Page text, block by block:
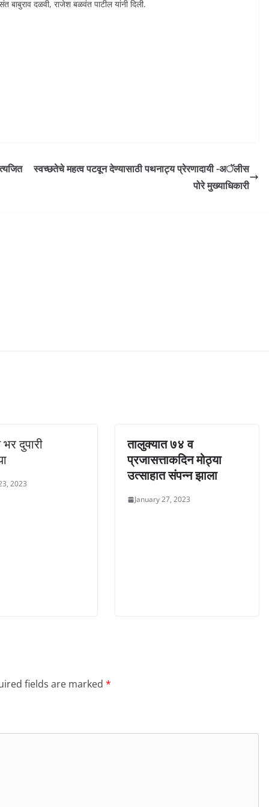
बाबुराव दळवी, राजेश बळवंत पाटील यांनी दिली.
स्वच्छतेचे महत्व पटवून देण्यासाठी पथनाट्य प्रेरणादायी -अॅलीस
पोरे मुख्याधिकारी
दुपारी
2023
तालुक्यात ७४ व
प्रजासत्ताकदिन मोठ्या
उत्साहात संपन्न झाला
January 27, 2023
fields are marked *